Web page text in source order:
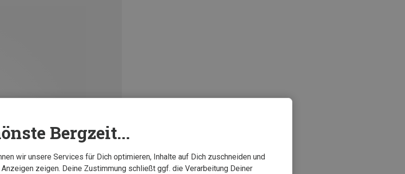
Bergzeit...
wir unsere Services für Dich optimieren, Inhalte auf Dich zuschneiden und
zeigen. Deine Zustimmung schließt ggf. die Verarbeitung Deiner